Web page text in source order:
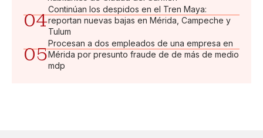
04
Continúan los despidos en el Tren Maya:
reportan nuevas bajas en Mérida, Campeche y
Tulum
05
Procesan a dos empleados de una empresa en
Mérida por presunto fraude de de más de medio
mdp